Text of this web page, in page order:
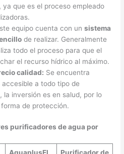
ya que es el proceso empleado
equipo cuenta con unsistema
de realizar. Generalmente
todo el proceso para que el
el recurso hídrico al máximo.
calidad: Se encuentra
a todo tipo de
la inversión es en salud, por lo
de protección.
purificadores de agua por